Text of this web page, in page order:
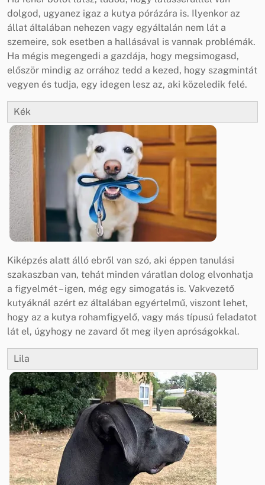
dolgod, ugyanez igaz a kutya pórázára is. Ilyenkor az
állat általában nehezen vagy egyáltalán nem lát a
szemeire, sok esetben a hallásával is vannak problémák.
Ha mégis megengedi a gazdája, hogy megsimogasd,
először mindig az orrához tedd a kezed, hogy szagmintát
vegyen és tudja, egy idegen lesz az, aki közeledik felé.
Kék
Kiképzés alatt álló ebről van szó, aki éppen tanulási
szakaszban van, tehát minden váratlan dolog elvonhatja
a figyelmét – igen, még egy simogatás is. Vakvezető
kutyáknál azért ez általában egyértelmű, viszont lehet,
hogy az a kutya rohamfigyelő, vagy más típusú feladatot
lát el, úgyhogy ne zavard őt meg ilyen apróságokkal.
Lila